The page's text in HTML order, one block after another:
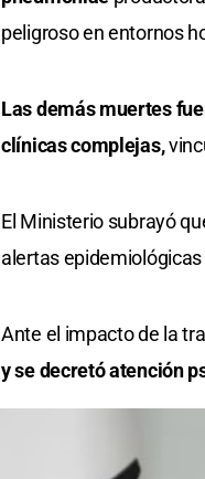
peligroso en entornos
Las demás muertes
clínicas complejas,
El Ministerio subrayó
alertas
Ante el impacto de la
y se decretó atención